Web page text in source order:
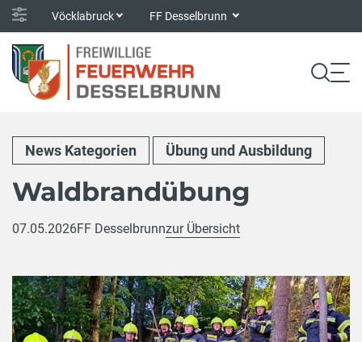
Vöcklabruck FF Desselbrunn
News Kategorien Übung und Ausbildung
Waldbrandübung
07.05.2026FF Desselbrunnzur Übersicht